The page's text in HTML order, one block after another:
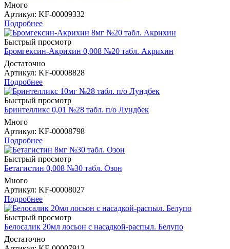
Много
Артикул: KF-00009332
Подробнее
Быстрый просмотр
Бромгексин-Акрихин 0,008 №20 табл. Акрихин
Достаточно
Артикул: KF-00008828
Подробнее
Быстрый просмотр
Бринтелликс 0,01 №28 табл. п/о Лундбек
Много
Артикул: KF-00008798
Подробнее
Быстрый просмотр
Бетагистин 0,008 №30 табл. Озон
Много
Артикул: KF-00008027
Подробнее
Быстрый просмотр
Белосалик 20мл лосьон с насадкой-распыл. Белупо
Достаточно